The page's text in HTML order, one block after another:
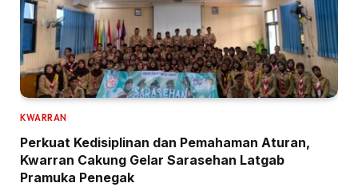
KWARRAN
Perkuat Kedisiplinan dan Pemahaman Aturan,
Kwarran Cakung Gelar Sarasehan Latgab
Pramuka Penegak